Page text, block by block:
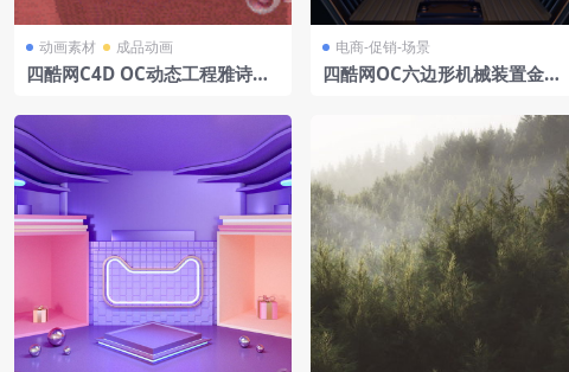
动画素材 成品动画
四酷网C4D OC动态工程雅诗兰
电商-促销-场景
四酷网OC六边形机械装置金色